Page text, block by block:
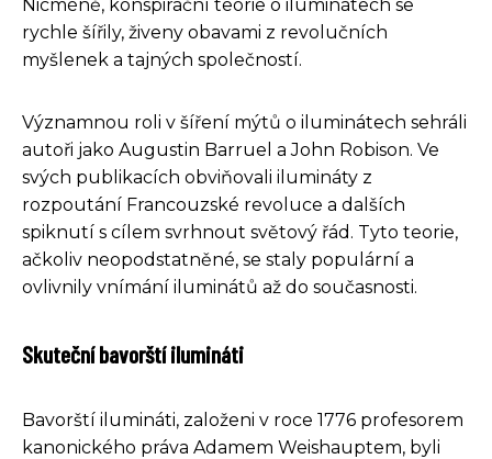
Nicméně, konspirační teorie o iluminátech se
rychle šířily, živeny obavami z revolučních
myšlenek a tajných společností.
Významnou roli v šíření mýtů o iluminátech sehráli
autoři jako Augustin Barruel a John Robison. Ve
svých publikacích obviňovali ilumináty z
rozpoutání Francouzské revoluce a dalších
spiknutí s cílem svrhnout světový řád. Tyto teorie,
ačkoliv neopodstatněné, se staly populární a
ovlivnily vnímání iluminátů až do současnosti.
Skuteční bavorští ilumináti
Bavorští ilumináti, založeni v roce 1776 profesorem
kanonického práva Adamem Weishauptem, byli